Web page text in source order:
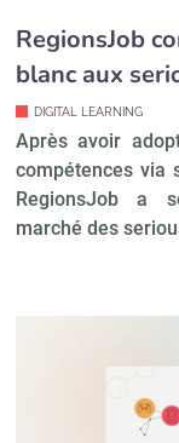
RegionsJob
blanc aux
DIGITAL LEARNING
Après avoir
compétences via
RegionsJob a
marché des